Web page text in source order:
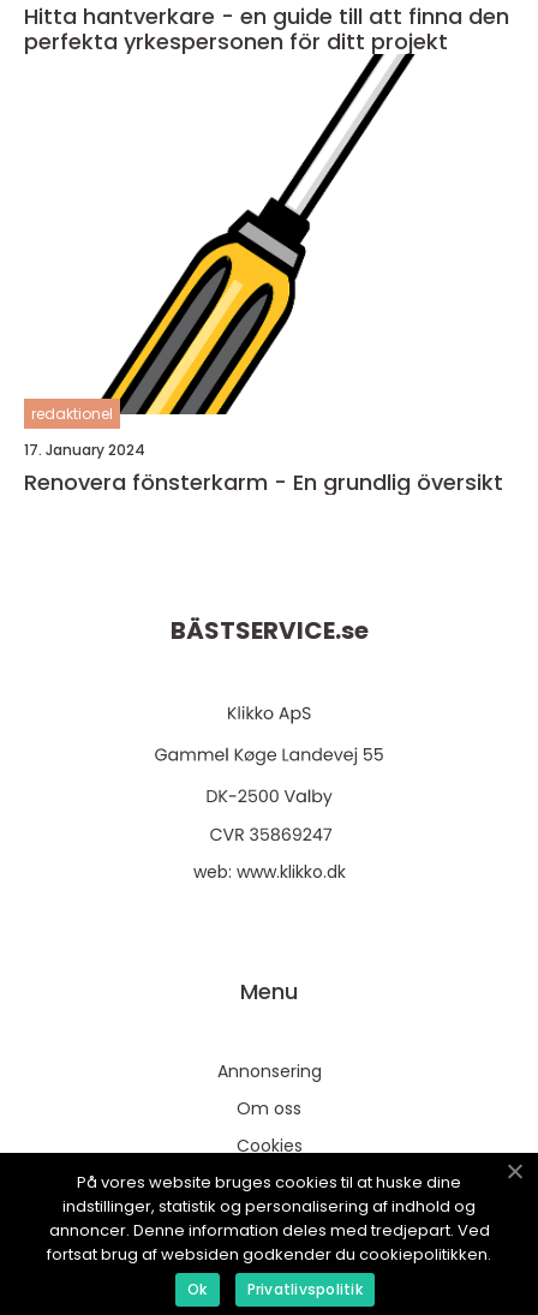
Hitta hantverkare - en guide till att finna den
perfekta yrkespersonen för ditt projekt
redaktionel
17. January 2024
Renovera fönsterkarm - En grundlig översikt
BÄSTSERVICE.se
web: www.klikko.dk
Menu
Annonsering
Om oss
Cookies
Kontakta oss
Sitemap
På vores website bruges cookies til at huske dine
indstillinger, statistik og personalisering af indhold og
annoncer. Denne information deles med tredjepart. Ved
fortsat brug af websiden godkender du cookiepolitikken.
Ok Privatlivspolitik